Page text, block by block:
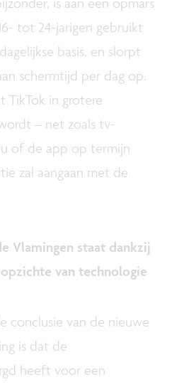
tot 24-jarigen gebruikt
basis, en slorpt
schermtijd per dag op.
TikTok in grotere
– net zoals tv-
of de app op termijn
zal aangaan met de
Vlamingen staat dankzij
van technologie
conclusie van de nieuwe
is dat de
heeft voor een